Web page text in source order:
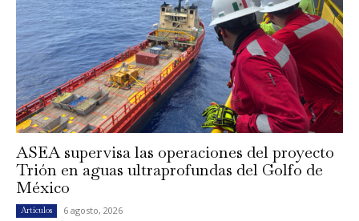
ASEA supervisa las operaciones del proyecto
Trión en aguas ultraprofundas del Golfo de
México
Artículos 6 agosto, 2026